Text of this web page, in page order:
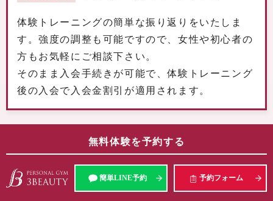
体験トレーニングの簡単な振り返りをいたしま
す。強度の調整も可能ですので、女性や初心者の
方もお気軽にご相談下さい。
そのまま入会手続きが可能で、体験トレーニング
後の入会で入会金割引が適用されます。
無料体験を予約する
簡単LINE予約 予約フォーム